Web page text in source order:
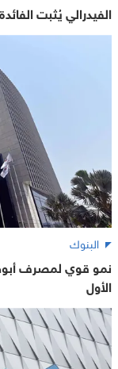
الفيدرالي يُثبت
البنوك
الأول